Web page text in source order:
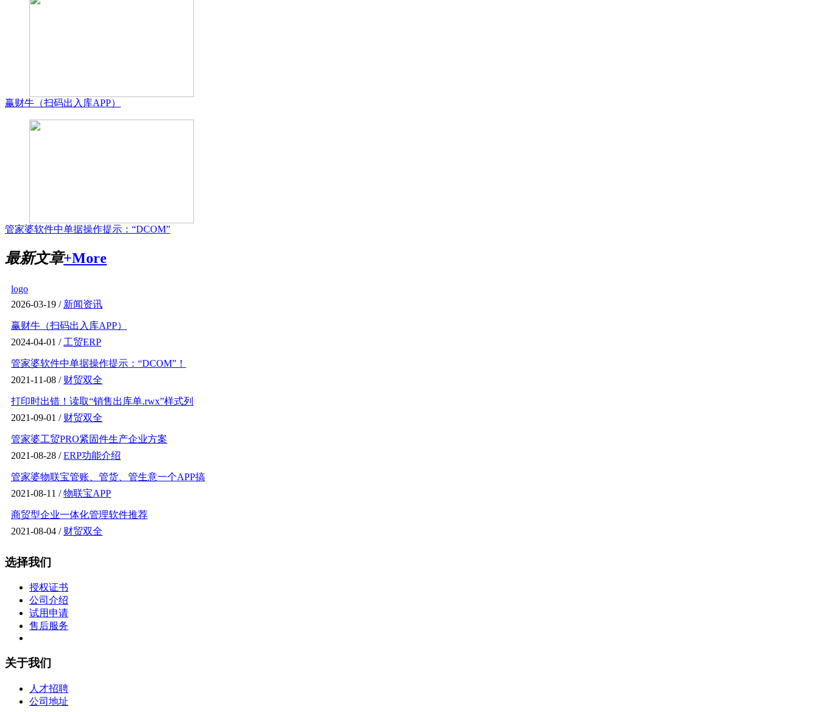
赢财牛（扫码出入库APP）
管家婆软件中单据操作提示：“DCOM”
最新文章+More
logo
2026-03-19 / 新闻资讯
赢财牛（扫码出入库APP）
2024-04-01 / 工贸ERP
管家婆软件中单据操作提示：“DCOM”！
2021-11-08 / 财贸双全
打印时出错！读取“销售出库单.rwx”样式列
2021-09-01 / 财贸双全
管家婆工贸PRO紧固件生产企业方案
2021-08-28 /ERP功能介绍
管家婆物联宝管账、管货、管生意一个APP搞
2021-08-11 /物联宝APP
商贸型企业一体化管理软件推荐
2021-08-04 / 财贸双全
选择我们
授权证书
公司介绍
试用申请
售后服务
关于我们
人才招聘
公司地址